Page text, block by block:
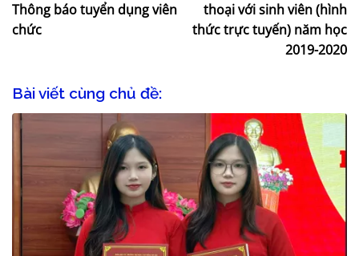
Thông báo tuyển dụng viên
chức
thoại với sinh viên (hình
thức trực tuyến) năm học
2019-2020
Bài viết cùng chủ đề: